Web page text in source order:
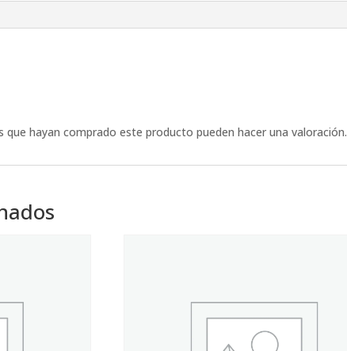
que hayan comprado este producto pueden hacer una valoración.